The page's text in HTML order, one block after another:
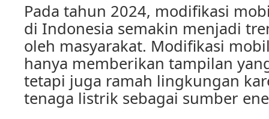
Pada tahun 2024, modifikasi
di Indonesia semakin menjadi
oleh masyarakat. Modifikasi
hanya memberikan tampilan
tetapi juga ramah lingkungan
tenaga listrik sebagai sumber